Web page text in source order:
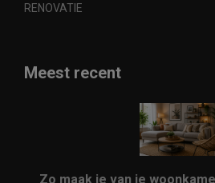
RENOVATIE
Meest recent
Zo maak je van je